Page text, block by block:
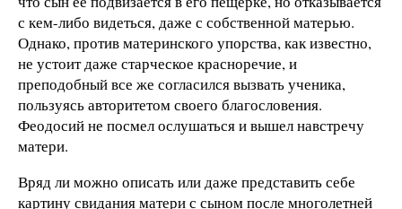
с кем-либо видеться, даже с собственной матерью.
Однако, против материнского упорства, как известно,
не устоит даже старческое красноречие, и
преподобный все же согласился вызвать ученика,
пользуясь авторитетом своего благословения.
Феодосий не посмел ослушаться и вышел навстречу
матери.
Вряд ли можно описать или даже представить себе
картину свидания матери с сыном после многолетней